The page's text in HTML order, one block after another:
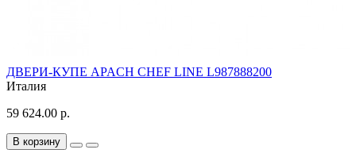
ДВЕРИ-КУПЕ APACH CHEF LINE L987888200
Италия
59 624.00 р.
В корзину